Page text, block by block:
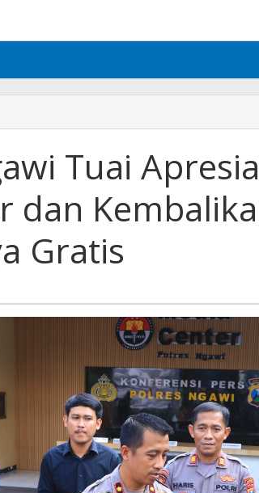
Tuai
dan
Gratis